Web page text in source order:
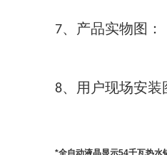
7、 产品实物图 ：
8、 用户现场安装
*全自动液晶显示54千瓦热水